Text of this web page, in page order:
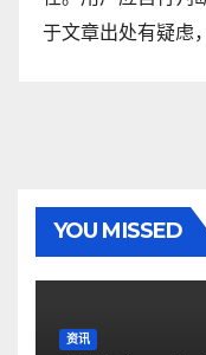
于文章出处有疑虑
YOU MISSED
资讯